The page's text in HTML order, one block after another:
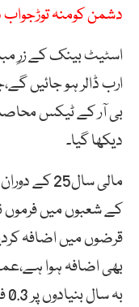
دشمن کومنہ توڑجواب
دیکھا گیا۔
مالی
کے شعبوں میں
قرضوں میں اضافہ
بھی اضافہ ہوا
بہ سال بنیادوں پر 0.3 فیصد رہ گیا۔